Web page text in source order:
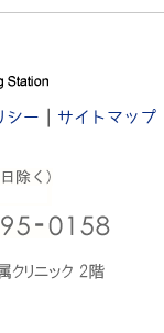
シー サイトマップ